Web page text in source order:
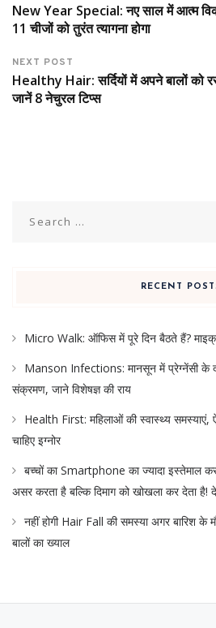
New Year Special: नए साल में आत्म
11 चीजों को तुरंत त्यागना होगा
NEXT POST
Healthy Hair: सर्दियों में अपने बालों को
जानें 8 नेचुरल टिप्स
RECENT
Micro Walk: ऑफिस में पूरे दिन बैठते हैं?
Manson Infections: मानसून में प्रेग्नेंसी के
संक्रमण, जाने विशेषज्ञ की राय
Health First: महिलाओं की स्वास्थ्य समस्याएं,
चाहिए इग्नोर
बच्चों का Smartphone का ज्यादा इस्तेमाल
असर करता है बल्कि दिमाग को खोखला कर देता है!
नहीं होगी Hair Fall की समस्या अगर बारिश
बालों का ख्याल